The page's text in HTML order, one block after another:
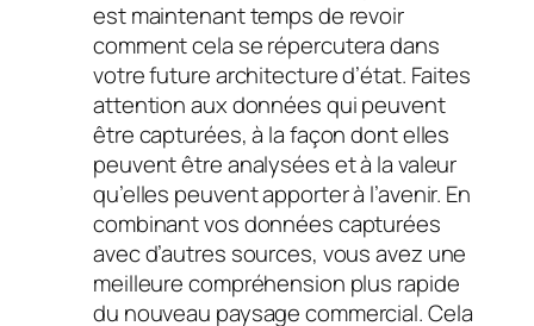
est maintenant temps de revoir
comment cela se répercutera dans
votre future architecture d’état. Faites
attention aux données qui peuvent
être capturées, à la façon dont elles
peuvent être analysées et à la valeur
qu’elles peuvent apporter à l’avenir. En
combinant vos données capturées
avec d’autres sources, vous avez une
meilleure compréhension plus rapide
du nouveau paysage commercial. Cela